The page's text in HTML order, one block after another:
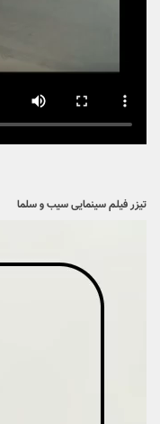
تیزر فیلم سینمایی سیب و سلما